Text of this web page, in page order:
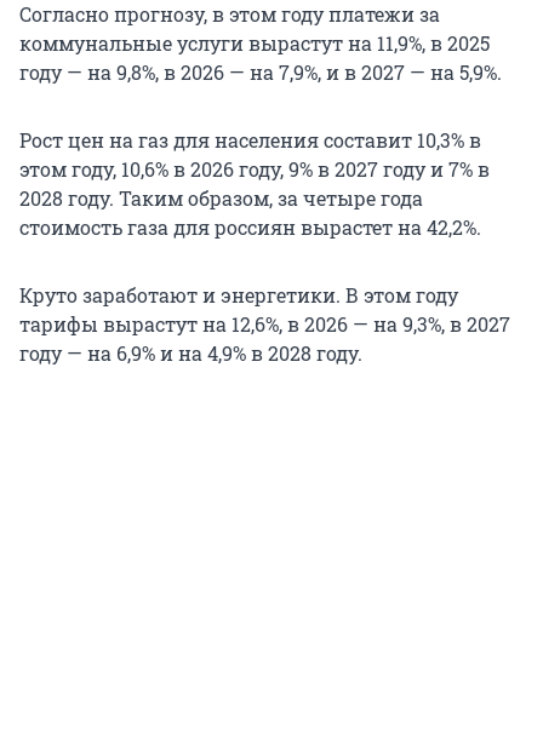
Согласно прогнозу, в этом году платежи за
коммунальные услуги вырастут на 11,9%, в 2025
году — на 9,8%, в 2026 — на 7,9%, и в 2027 — на 5,9%.
Рост цен на газ для населения составит 10,3% в
этом году, 10,6% в 2026 году, 9% в 2027 году и 7% в
2028 году. Таким образом, за четыре года
стоимость газа для россиян вырастет на 42,2%.
Круто заработают и энергетики. В этом году
тарифы вырастут на 12,6%, в 2026 — на 9,3%, в 2027
году — на 6,9% и на 4,9% в 2028 году.